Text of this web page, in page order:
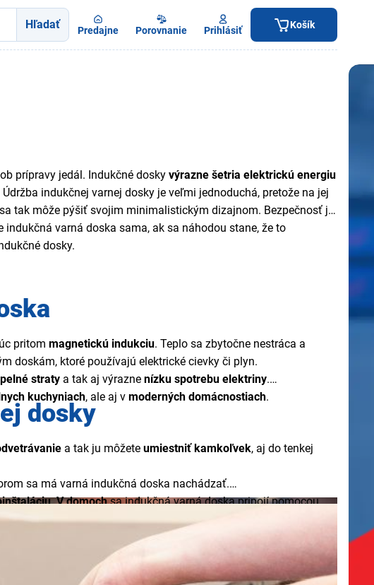
Hľadať Predajne Porovnanie Prihlásiť Košík
prípravy jedál. Indukčné dosky výrazne šetria elektrickú energiu
indukčnej varnej dosky je veľmi jednoduchá, pretože na jej
tak môže pýšiť svojim minimalistickým dizajnom. Bezpečnosť je
varná doska sama, ak sa náhodou stane, že to
dosky.
pritom magnetickú indukciu. Teplo sa zbytočne nestráca a
doskám, ktoré používajú elektrické cievky či plyn.
straty a tak aj výrazne nízku spotrebu elektriny.
kuchyniach, ale aj v moderných domácnostiach.
dosky
a tak ju môžete umiestniť kamkoľvek, aj do tenkej
sa má varná indukčná doska nachádzať.
.V domochsa indukčná varná doska pripojí pomocou
230 V.
spoločným ukazovateľom všetkých varných zón
doska pri výkone minimálne od 6000 W